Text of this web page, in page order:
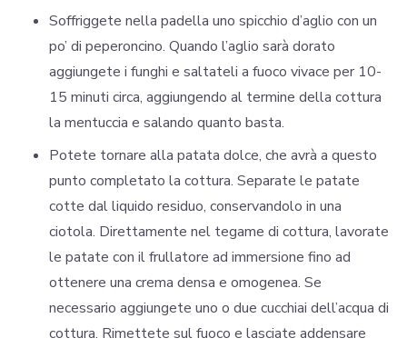
Soffriggete nella padella uno spicchio d’aglio con un
po’ di peperoncino. Quando l’aglio sarà dorato
aggiungete i funghi e saltateli a fuoco vivace per 10-
15 minuti circa, aggiungendo al termine della cottura
la mentuccia e salando quanto basta.
Potete tornare alla patata dolce, che avrà a questo
punto completato la cottura. Separate le patate
cotte dal liquido residuo, conservandolo in una
ciotola. Direttamente nel tegame di cottura, lavorate
le patate con il frullatore ad immersione fino ad
ottenere una crema densa e omogenea. Se
necessario aggiungete uno o due cucchiai dell’acqua di
cottura. Rimettete sul fuoco e lasciate addensare